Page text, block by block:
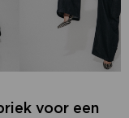
voor een